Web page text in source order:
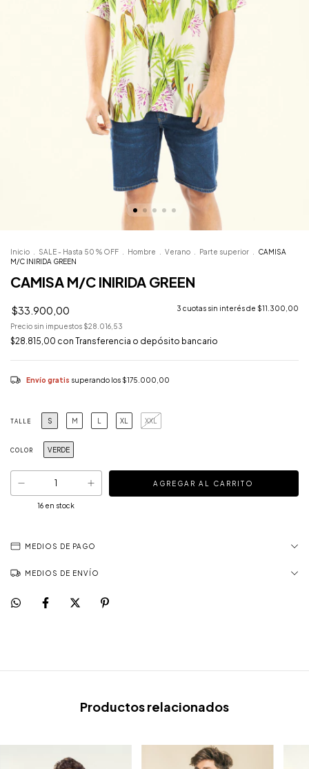
Inicio SALE - Hasta 50 % OFF Hombre Verano Parte superior
CAMISA
M/C INIRIDA GREEN
CAMISA M/C INIRIDA GREEN
$33.900,00 3 cuotas sin interés de $11.300,00
Precio sin impuestos $28.016,53
$28.815,00 con Transferencia o depósito bancario
Envío gratis superando los $175.000,00
TALLE S M L XL XXL
COLOR VERDE
16 en stock
MEDIOS DE PAGO
MEDIOS DE ENVÍO
Productos relacionados